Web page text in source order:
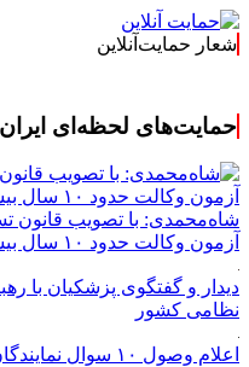
شعار حمایت‌آنلاین
حمایت‌های لحظه‌ای
شاه‌محمدی: با تصویب قانون
آزمون وکالت حدود ۱۰ سال بیشتر شده است
دیدار و گفتگوی پزشکیان با
نظامی کشور
اعلام وصول ۱۰ سوال نمایندگان مجلس از وزرا